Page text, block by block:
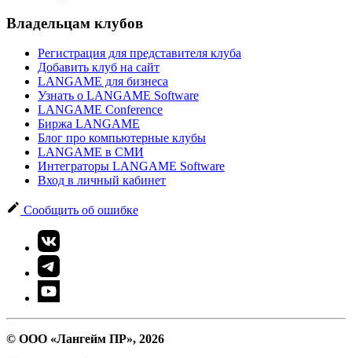
Владельцам клубов
Регистрация для представителя клуба
Добавить клуб на сайт
LANGAME для бизнеса
Узнать о LANGAME Software
LANGAME Conference
Биржа LANGAME
Блог про компьютерные клубы
LANGAME в СМИ
Интеграторы LANGAME Software
Вход в личный кабинет
Сообщить об ошибке
© ООО «Лангейм ПР», 2026